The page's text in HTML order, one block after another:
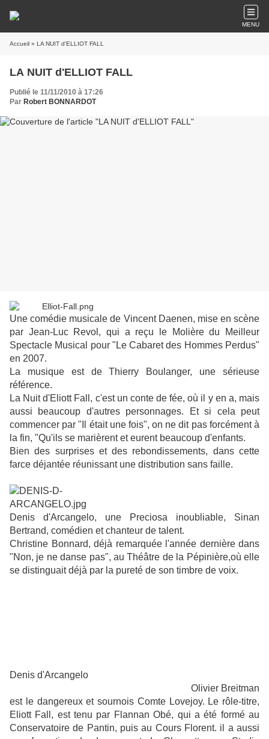
MENU
Accueil » LA NUIT d'ELLIOT FALL
LA NUIT d'ELLIOT FALL
Publié le 11/11/2010 à 17:26
Par Robert BONNARDOT
Une comédie musicale de Vincent Daenen, mise en scène
par Jean-Luc Revol, qui a reçu le Molière du Meilleur
Spectacle Musical pour "Le Cabaret des Hommes Perdus"
en 2007.
La musique est de Thierry Boulanger, une sérieuse
référence.
La Nuit d'Eliott Fall, c'est un conte de fée, où il y en a, mais
aussi beaucoup d'autres personnages. Et si cela peut
commencer par "Il était une fois", on ne dit pas forcément à
la fin, "Qu'ils se marièrent et eurent beaucoup d'enfants.
Bien des surprises et des rebondissements, dans cette
farce déjantée réunissant une distribution sans faille.
Denis d'Arcangelo, une Preciosa inoubliable, Sinan
Bertrand, comédien et chanteur de talent.
Christine Bonnard, déjà remarquée l'année dernière dans
"Non, je ne danse pas", au Théâtre de la Pépinière,où elle
se distinguait déjà par la pureté de son timbre de voix.
Denis d'Arcangelo
Olivier Breitman
est le dangereux et sournois Comte Lovejoy. Le rôle-titre,
Eliott Fall, est tenu par Flannan Obé, qui a été formé au
Conservatoire de Pantin, puis au Cours Florent. il a aussi